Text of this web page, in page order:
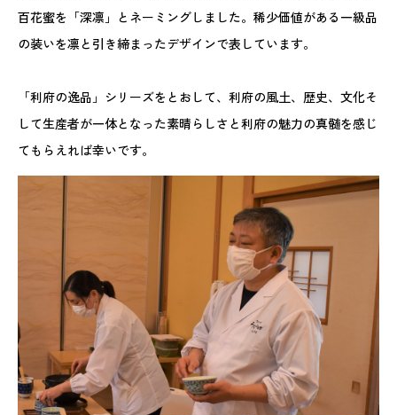
百花蜜を「深凛」とネーミングしました。稀少価値がある一級品
の装いを凛と引き締まったデザインで表しています。
「利府の逸品」シリーズをとおして、利府の風土、歴史、文化そ
して生産者が一体となった素晴らしさと利府の魅力の真髄を感じ
てもらえれば幸いです。